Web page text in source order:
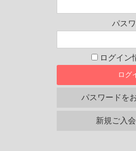
パス
ログイン
パスワードを
新規ご入